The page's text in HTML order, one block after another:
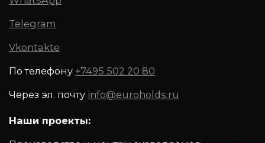
Telegram
Vkontakte
По телефону +7495 502 20 80
Через эл. почту info@euroholds.ru
Наши проекты: